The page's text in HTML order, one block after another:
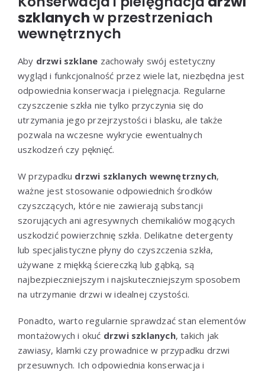
szklanychw przestrzeniach
wewnętrznych
Aby drzwi szklane zachowały swój estetyczny
wygląd i funkcjonalność przez wiele lat, niezbędna jest
odpowiednia konserwacja i pielęgnacja. Regularne
czyszczenie szkła nie tylko przyczynia się do
utrzymania jego przejrzystości i blasku, ale także
pozwala na wczesne wykrycie ewentualnych
uszkodzeń czy pęknięć.
W przypadku drzwi szklanych wewnętrznych,
ważne jest stosowanie odpowiednich środków
czyszczących, które nie zawierają substancji
szorujących ani agresywnych chemikaliów mogących
uszkodzić powierzchnię szkła. Delikatne detergenty
lub specjalistyczne płyny do czyszczenia szkła,
używane z miękką ściereczką lub gąbką, są
najbezpieczniejszym i najskuteczniejszym sposobem
na utrzymanie drzwi w idealnej czystości.
Ponadto, warto regularnie sprawdzać stan elementów
montażowych i okuć drzwi szklanych, takich jak
zawiasy, klamki czy prowadnice w przypadku drzwi
przesuwnych. Ich odpowiednia konserwacja i